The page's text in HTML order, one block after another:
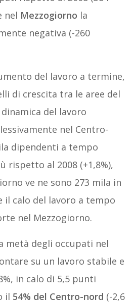
nel Mezzogiorno la
negativa (-260
del lavoro a termine,
di crescita tra le aree del
del lavoro
nel Centro-
dipendenti a tempo
rispetto al 2008 (+1,8%),
ve ne sono 273 mila in
il calo del lavoro a tempo
nel Mezzogiorno.
metà degli occupati nel
su un lavoro stabile e
in calo di 5,5 punti
il 54% del Centro-nord (-2,6